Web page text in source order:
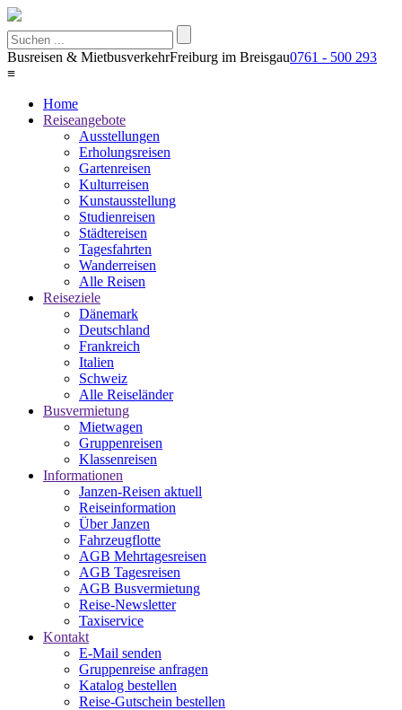
Busreisen & MietbusverkehrFreiburg im Breisgau0761 - 500 293
≡
Home
Reiseangebote
Ausstellungen
Erholungsreisen
Gartenreisen
Kulturreisen
Kunstausstellung
Studienreisen
Städtereisen
Tagesfahrten
Wanderreisen
Alle Reisen
Reiseziele
Dänemark
Deutschland
Frankreich
Italien
Schweiz
Alle Reiseländer
Busvermietung
Mietwagen
Gruppenreisen
Klassenreisen
Informationen
Janzen-Reisen aktuell
Reiseinformation
Über Janzen
Fahrzeugflotte
AGB Mehrtagesreisen
AGB Tagesreisen
AGB Busvermietung
Reise-Newsletter
Taxiservice
Kontakt
E-Mail senden
Gruppenreise anfragen
Katalog bestellen
Reise-Gutschein bestellen